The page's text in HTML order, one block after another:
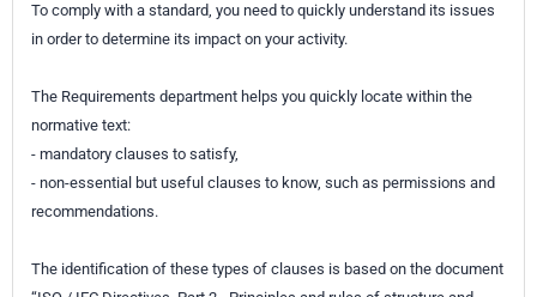
To comply with a standard, you need to quickly understand its issues
in order to determine its impact on your activity.
The Requirements department helps you quickly locate within the
normative text:
- mandatory clauses to satisfy,
- non-essential but useful clauses to know, such as permissions and
recommendations.
The identification of these types of clauses is based on the document